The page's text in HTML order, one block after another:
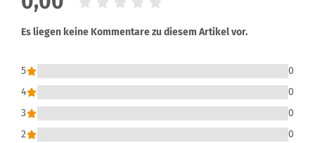
Es liegen keine Kommentare zu diesem Artikel vor.
5
0
4
0
3
0
2
0